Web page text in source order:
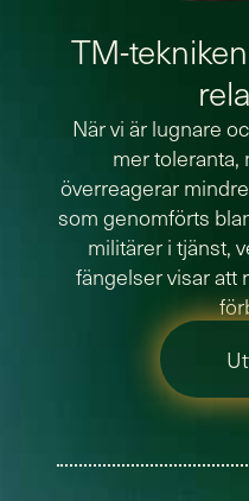
TM-
När vi är lugnare
mer toleranta,
överreagerar
som genomförts
militärer i tjänst,
fängelser visar att